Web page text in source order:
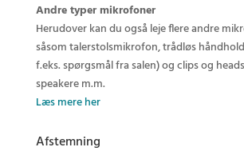
Andre typer mikrofoner
Herudover kan du også leje flere andre
såsom talerstolsmikrofon, trådløs
f.eks. spørgsmål fra salen) og clips og
speakere m.m.
Læs mere her
Afstemning